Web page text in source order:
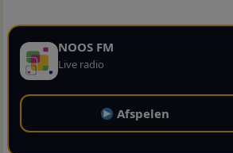
NOOS FM
Live radio
Afspelen